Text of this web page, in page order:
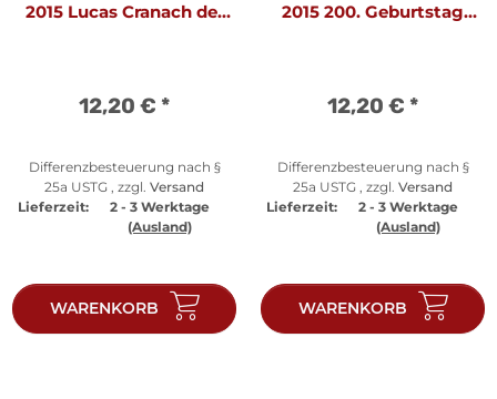
2015 Lucas Cranach der
12,20 € *
Differenzbesteuerung nach §
25a USTG , zzgl. Versand
Lieferzeit:
2 - 3 Werktage
(Ausland)
WARENKORB
2015 200. Geburtstag
12,20 € *
Differenzbesteuerung nach §
25a USTG , zzgl. Versand
Lieferzeit:
2 - 3 Werktage
(Ausland)
WARENKORB